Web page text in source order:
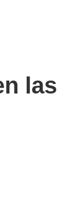
las